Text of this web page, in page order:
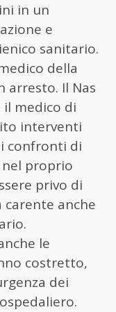
in un
e
sanitario.
della
arresto. Il Nas
medico di
interventi
confronti di
proprio
privo di
anche
le
costretto,
dei